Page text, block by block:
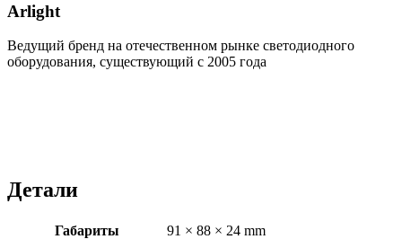
Arlight
Ведущий бренд на отечественном рынке светодиодного
оборудования, существующий с 2005 года
Детали
Габариты 91 × 88 × 24 mm